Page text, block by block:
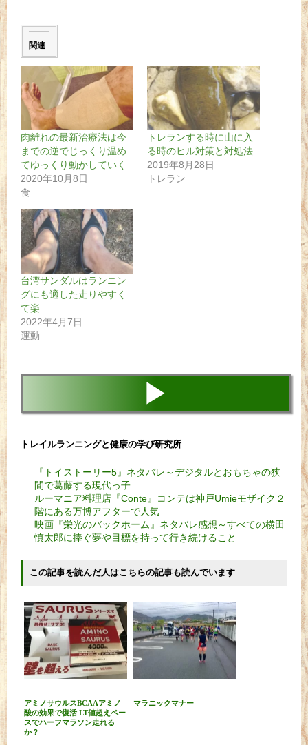
関連
肉離れの最新治療法は今
までの逆でじっくり温め
てゆっくり動かしていく
2020年10月8日
食
トレランする時に山に入
る時のヒル対策と対処法
2019年8月28日
トレラン
台湾サンダルはランニン
グにも適した走りやすく
て楽
2022年4月7日
運動
▶
トレイルランニングと健康の学び研究所
『トイストーリー5』ネタバレ～デジタルとおもちゃの狭
間で葛藤する現代っ子
ルーマニア料理店『Conte』コンテは神戸Umieモザイク２
階にある万博アフターで人気
映画『栄光のバックホーム』ネタバレ感想～すべての横田
慎太郎に捧ぐ夢や目標を持って行き続けること
この記事を読んだ人はこちらの記事も読んでいます
アミノサウルスBCAAアミノ
酸の効果で復活 LT値超えペー
スでハーフマラソン走れる
か？
マラニックマナー